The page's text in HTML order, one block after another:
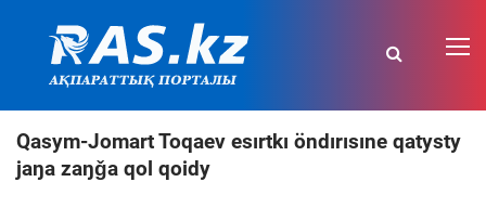
Qasym-Jomart Toqaev esırtkı öndırısıne qatysty
jaŋa zaŋǧa qol qoidy